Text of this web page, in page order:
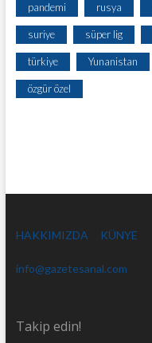
pandemi rusya
suriye süper lig
türkiye Yunanistan
özgür özel
HAKKIMIZDA KÜNYE
info@gazetesanal.com
Takip edin!